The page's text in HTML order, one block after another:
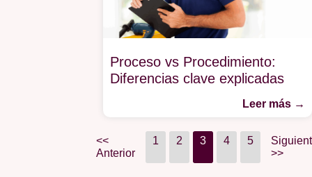
Proceso vs Procedimiento:
Diferencias clave explicadas
Leer más →
<<
Anterior
1 2 3 4 5
>>